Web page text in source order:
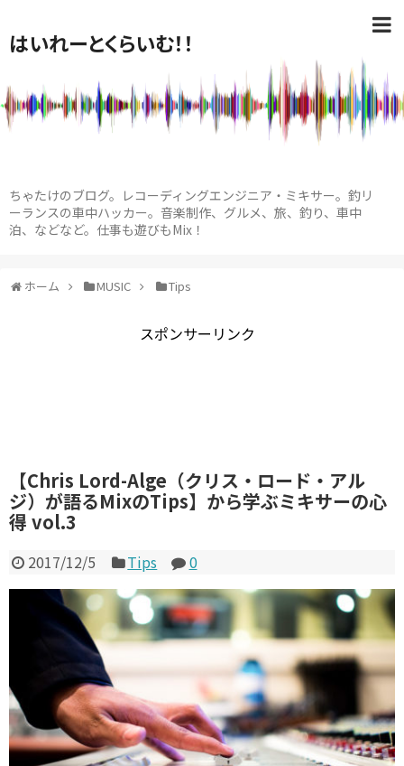
はいれーとくらいむ！！
ちゃたけのブログ。レコーディングエンジニア・ミキサー。釣リ
ーランスの車中ハッカー。音楽制作、グルメ、旅、釣り、車中
泊、などなど。仕事も遊びもMix！
ホーム MUSIC Tips
スポンサーリンク
【Chris Lord-Alge（クリス・ロード・アル
ジ）が語るMixのTips】から学ぶミキサーの心
得 vol.3
2017/12/5 Tips 0